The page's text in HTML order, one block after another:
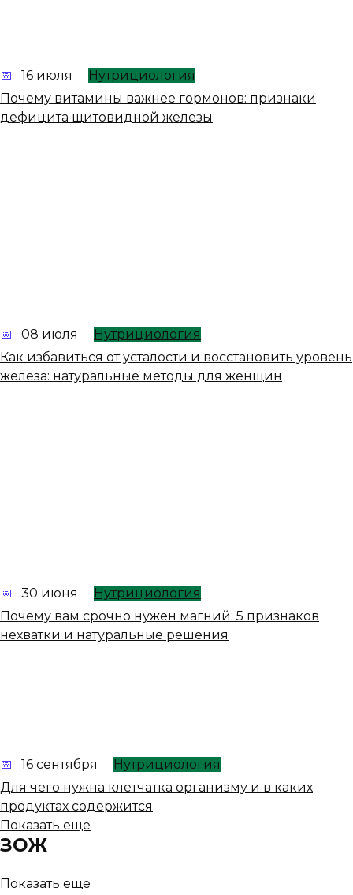
16 июля
Нутрициология
Почему витамины важнее гормонов: признаки
дефицита щитовидной железы
08 июля
Нутрициология
Как избавиться от усталости и восстановить уровень
железа: натуральные методы для женщин
30 июня
Нутрициология
Почему вам срочно нужен магний: 5 признаков
нехватки и натуральные решения
16 сентября
Нутрициология
Для чего нужна клетчатка организму и в каких
продуктах содержится
Показать еще
ЗОЖ
Показать еще